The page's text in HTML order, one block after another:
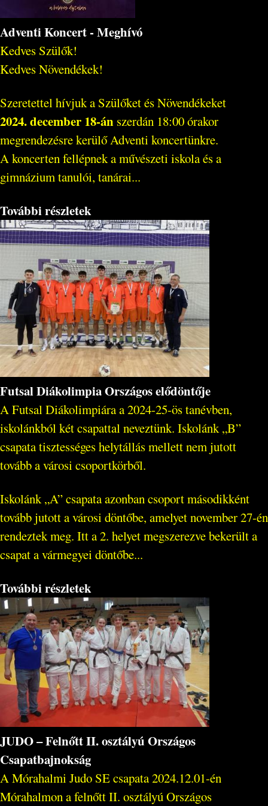
Adventi Koncert - Meghívó
Kedves Szülők!
Kedves Növendékek!
Szeretettel hívjuk a Szülőket és Növendékeket
2024. december 18-án szerdán 18:00 órakor
megrendezésre kerülő Adventi koncertünkre.
A koncerten fellépnek a művészeti iskola és a
gimnázium tanulói, tanárai...
További részletek
Futsal Diákolimpia Országos elődöntője
A Futsal Diákolimpiára a 2024-25-ös tanévben,
iskolánkból két csapattal neveztünk. Iskolánk „B”
csapata tisztességes helytállás mellett nem jutott
tovább a városi csoportkörből.
Iskolánk „A” csapata azonban csoport másodikként
tovább jutott a városi döntőbe, amelyet november 27-én
rendeztek meg. Itt a 2. helyet megszerezve bekerült a
csapat a vármegyei döntőbe...
További részletek
JUDO – Felnőtt II. osztályú Országos
Csapatbajnokság
A Mórahalmi Judo SE csapata 2024.12.01-én
Mórahalmon a felnőtt II. osztályú Országos